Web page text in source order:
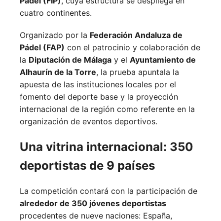
cuatro continentes.
Organizado por la Federación Andaluza de
Pádel (FAP) con el patrocinio y colaboración de
la Diputación de Málaga y el Ayuntamiento de
Alhaurín de la Torre, la prueba apuntala la
apuesta de las instituciones locales por el
fomento del deporte base y la proyección
internacional de la región como referente en la
organización de eventos deportivos.
Una vitrina internacional: 350
deportistas de 9 países
La competición contará con la participación de
alrededor de 350 jóvenes deportistas
procedentes de nueve naciones: España,